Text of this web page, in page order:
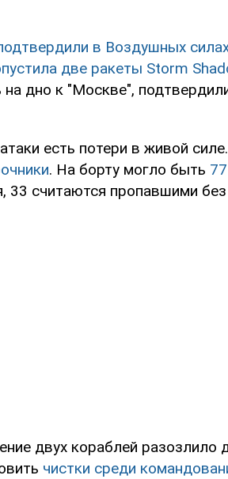
в Воздушных
две ракеты Storm
на дно к "Москве",
есть потери в живой
. На борту могло быть
33 считаются пропавшими
двух кораблей разозлило
чистки среди